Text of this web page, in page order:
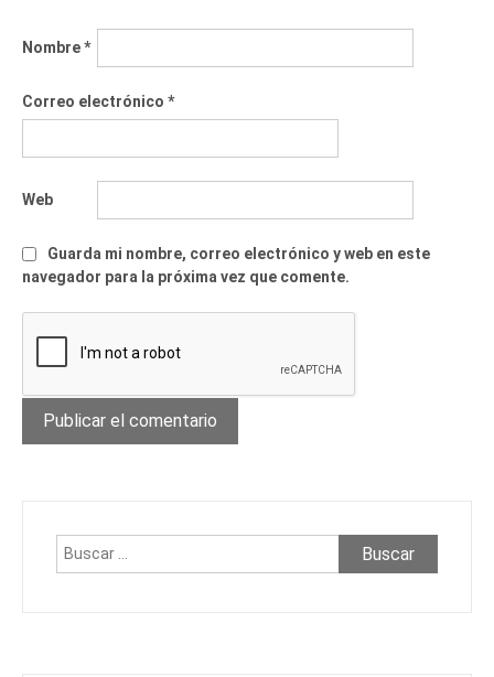
Nombre*
Correo electrónico *
Web
Guarda mi nombre, correo electrónico y web en este
navegador para la próxima vez que comente.
Buscar: